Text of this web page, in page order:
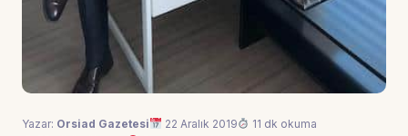
Yazar: Orsiad Gazetesi 22 Aralık 2019
11 dk okuma